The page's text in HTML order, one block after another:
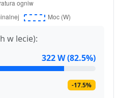
w lecie):
322 W (82.5%)
-17.5%